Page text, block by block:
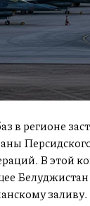
в регионе
В этой